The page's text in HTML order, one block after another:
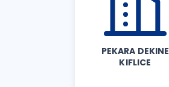
PEKARA DEKINE
KIFLICE